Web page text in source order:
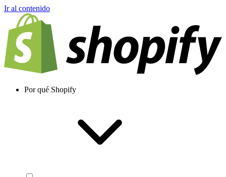
Ir al contenido
Por qué Shopify